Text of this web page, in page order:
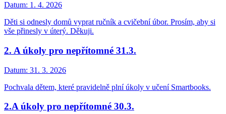
Datum: 1. 4. 2026
Děti si odnesly domů vyprat ručník a cvičební úbor. Prosím, aby si
vše přinesly v úterý. Děkuji.
2. A úkoly pro nepřítomné 31.3.
Datum: 31. 3. 2026
Pochvala dětem, které pravidelně plní úkoly v učení Smartbooks.
2.A úkoly pro nepřítomné 30.3.